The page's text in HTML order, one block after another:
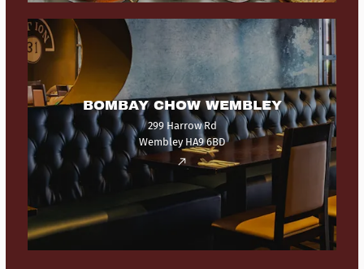
BOMBAY CHOW WEMBLEY
299 Harrow Rd
Wembley HA9 6BD